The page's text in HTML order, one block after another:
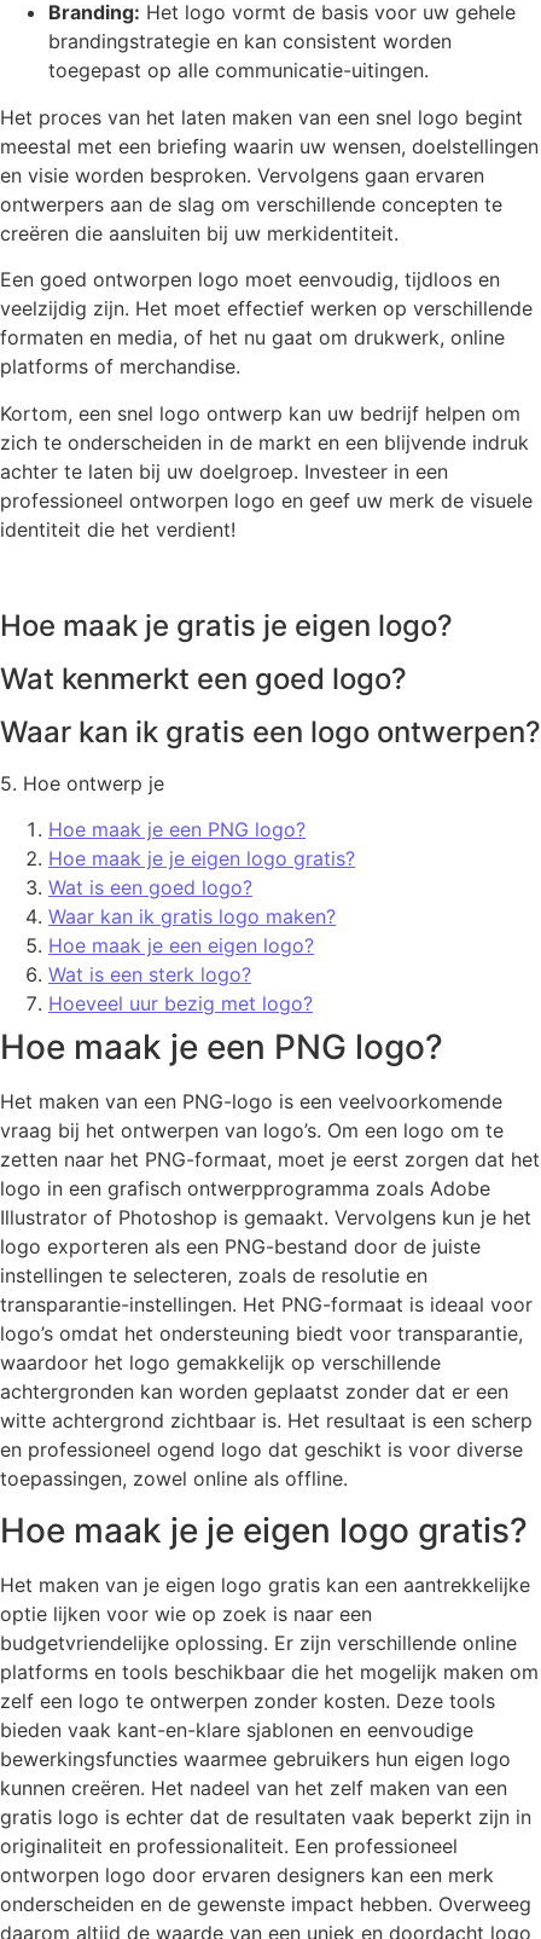
Branding: Het logo vormt de basis voor uw gehele
brandingstrategie en kan consistent worden
toegepast op alle communicatie-uitingen.
Het proces van het laten maken van een snel logo begint
meestal met een briefing waarin uw wensen, doelstellingen
en visie worden besproken. Vervolgens gaan ervaren
ontwerpers aan de slag om verschillende concepten te
creëren die aansluiten bij uw merkidentiteit.
Een goed ontworpen logo moet eenvoudig, tijdloos en
veelzijdig zijn. Het moet effectief werken op verschillende
formaten en media, of het nu gaat om drukwerk, online
platforms of merchandise.
Kortom, een snel logo ontwerp kan uw bedrijf helpen om
zich te onderscheiden in de markt en een blijvende indruk
achter te laten bij uw doelgroep. Investeer in een
professioneel ontworpen logo en geef uw merk de visuele
identiteit die het verdient!
Hoe maak je gratis je eigen logo?
Wat kenmerkt een goed logo?
Waar kan ik gratis een logo ontwerpen?
5. Hoe ontwerp je
Hoe maak je een PNG logo?
Hoe maak je je eigen logo gratis?
Wat is een goed logo?
Waar kan ik gratis logo maken?
Hoe maak je een eigen logo?
Wat is een sterk logo?
Hoeveel uur bezig met logo?
Hoe maak je een PNG logo?
Het maken van een PNG-logo is een veelvoorkomende
vraag bij het ontwerpen van logo’s. Om een logo om te
zetten naar het PNG-formaat, moet je eerst zorgen dat het
logo in een grafisch ontwerpprogramma zoals Adobe
Illustrator of Photoshop is gemaakt. Vervolgens kun je het
logo exporteren als een PNG-bestand door de juiste
instellingen te selecteren, zoals de resolutie en
transparantie-instellingen. Het PNG-formaat is ideaal voor
logo’s omdat het ondersteuning biedt voor transparantie,
waardoor het logo gemakkelijk op verschillende
achtergronden kan worden geplaatst zonder dat er een
witte achtergrond zichtbaar is. Het resultaat is een scherp
en professioneel ogend logo dat geschikt is voor diverse
toepassingen, zowel online als offline.
Hoe maak je je eigen logo gratis?
Het maken van je eigen logo gratis kan een aantrekkelijke
optie lijken voor wie op zoek is naar een
budgetvriendelijke oplossing. Er zijn verschillende online
platforms en tools beschikbaar die het mogelijk maken om
zelf een logo te ontwerpen zonder kosten. Deze tools
bieden vaak kant-en-klare sjablonen en eenvoudige
bewerkingsfuncties waarmee gebruikers hun eigen logo
kunnen creëren. Het nadeel van het zelf maken van een
gratis logo is echter dat de resultaten vaak beperkt zijn in
originaliteit en professionaliteit. Een professioneel
ontworpen logo door ervaren designers kan een merk
onderscheiden en de gewenste impact hebben. Overweeg
daarom altijd de waarde van een uniek en doordacht logo